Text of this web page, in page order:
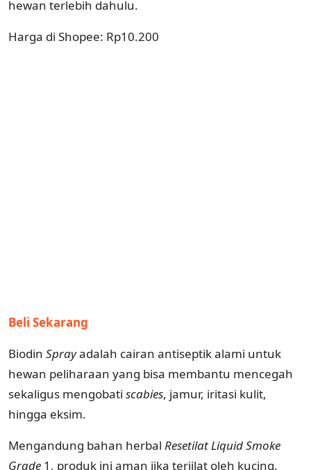
hewan terlebih dahulu.
Harga di Shopee: Rp10.200
Beli Sekarang
Biodin Sprayadalah cairan antiseptik alami untuk
hewan peliharaan yang bisa membantu mencegah
sekaligus mengobati scabies, jamur, iritasi kulit,
hingga eksim.
Mengandung bahan herbal Resetilat Liquid Smoke
Grade 1, produk ini aman jika terjilat oleh kucing.